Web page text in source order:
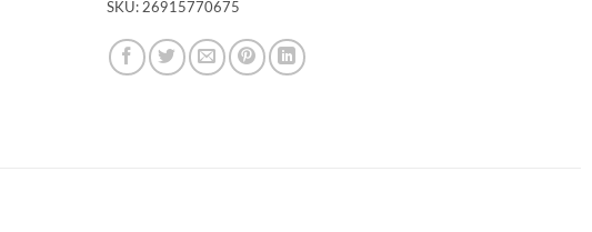
SKU: 26915770675